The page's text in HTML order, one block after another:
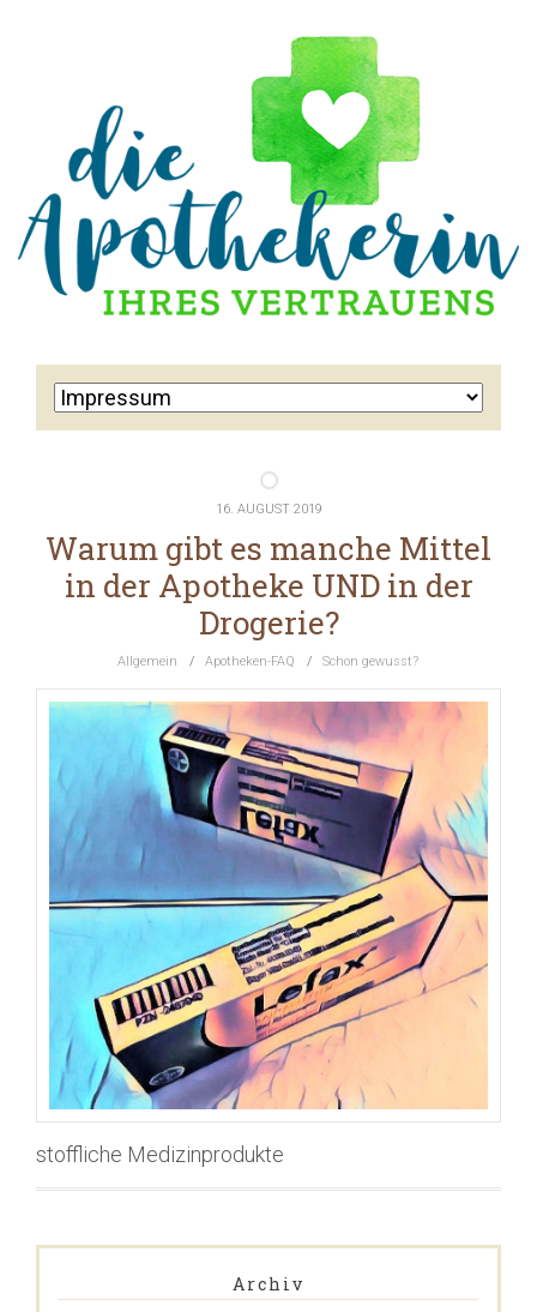
16. AUGUST 2019
Warum gibt es manche Mittel
in der Apotheke UND in der
Drogerie?
Allgemein / Apotheken-FAQ / Schon gewusst?
stoffliche Medizinprodukte
Archiv